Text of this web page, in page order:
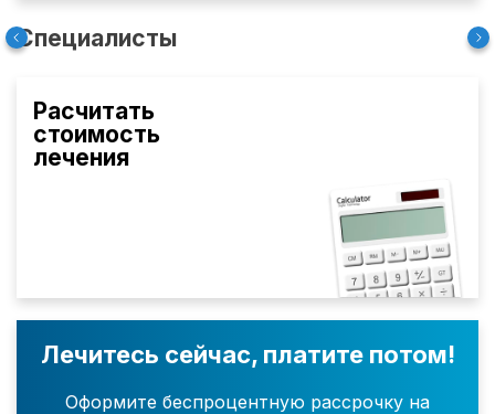
Специалисты
Расчитать
стоимость
лечения
Лечитесь сейчас, платите потом!
Оформите беспроцентную рассрочку на